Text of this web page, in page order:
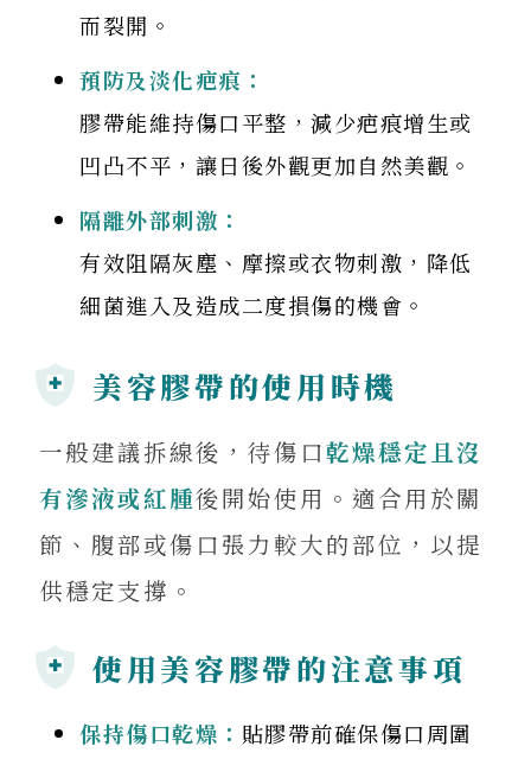
而裂開。
預防及淡化疤痕：
膠帶能維持傷口平整，減少疤痕增生或
凹凸不平，讓日後外觀更加自然美觀。
隔離外部刺激：
有效阻隔灰塵、摩擦或衣物刺激，降低
細菌進入及造成二度損傷的機會。
美容膠帶的使用時機
一般建議拆線後，待傷口乾燥穩定且沒
有滲液或紅腫後開始使用。適合用於關
節、腹部或傷口張力較大的部位，以提
供穩定支撐。
使用美容膠帶的注意事項
保持傷口乾燥： 貼膠帶前確保傷口周圍